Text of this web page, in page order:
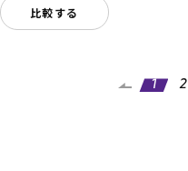
比較する
1 2